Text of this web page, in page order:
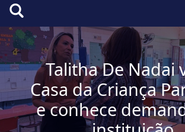
Talitha De Nadai
Casa da Criança
e conhece